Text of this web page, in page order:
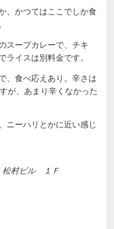
、かつてはここでしか食
スープカレーで、チキ
ライスは別料金です。
、食べ応えあり。辛さは
が、あまり辛くなかった
ニーハリとかに近い感じ
松村ビル １Ｆ